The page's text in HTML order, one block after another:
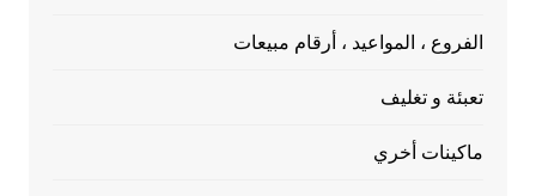
الفروع ، المواعيد ، أرقام مبيعات
تعبئة و تغليف
ماكينات أخري